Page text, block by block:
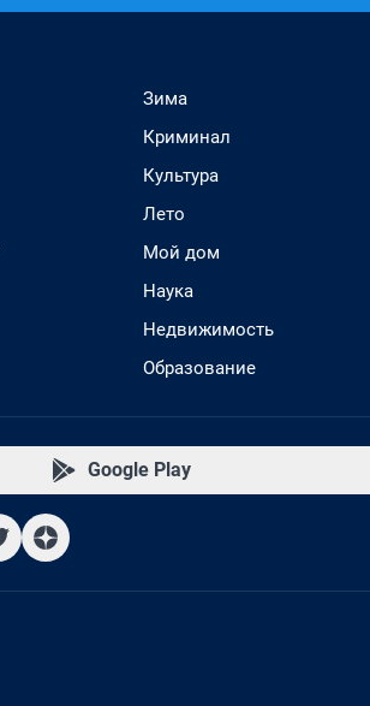
Зима
Криминал
Культура
Лето
Мой дом
Наука
Недвижимость
Образование
Google Play